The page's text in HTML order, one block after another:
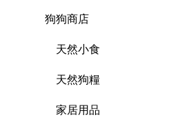
狗狗商店
天然小食
天然狗糧
家居用品